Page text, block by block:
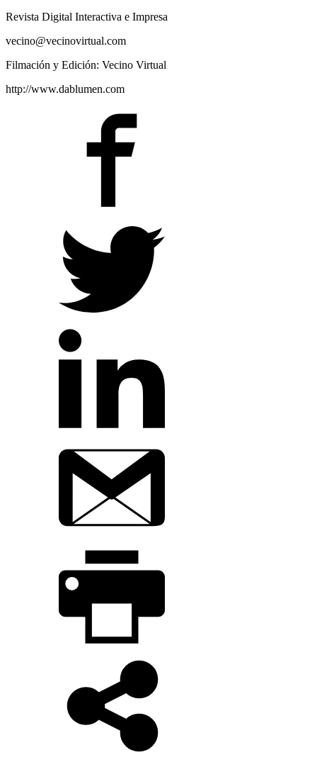
Revista Digital Interactiva e Impresa
vecino@vecinovirtual.com
Filmación y Edición: Vecino Virtual
http://www.dablumen.com